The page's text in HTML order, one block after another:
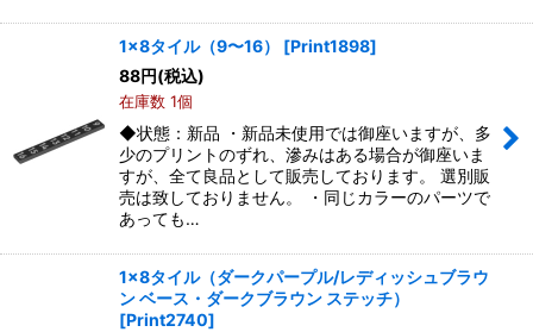
1x8タイル（9〜16） [Print1898]
88円(税込)
在庫数 1個
◆状態：新品 ・新品未使用では御座いますが、多
少のプリントのずれ、滲みはある場合が御座いま
すが、全て良品として販売しております。 選別販
売は致しておりません。 ・同じカラーのパーツで
あっても…
1x8タイル（ダークパープル/レディッシュブラウ
ン ベース・ダークブラウン ステッチ）
[Print2740]